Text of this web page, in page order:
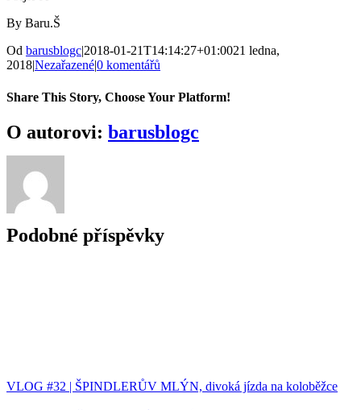
By Baru.Š
Od barusblogc|2018-01-21T14:14:27+01:0021 ledna,
2018|Nezařazené|0 komentářů
Share This Story, Choose Your Platform!
Facebook
Twitter
Reddit
LinkedIn
WhatsApp
Tumblr
Pinterest
Vk
E-
mail
O autorovi: barusblogc
Podobné příspěvky
VLOG #32 | ŠPINDLERŮV MLÝN, divoká jízda na koloběžce